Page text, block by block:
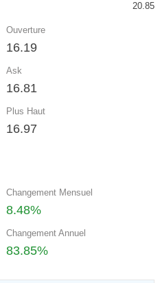
20.85
Ouverture
16.19
Ask
16.81
Plus Haut
16.97
Changement Mensuel
8.48%
Changement Annuel
83.85%